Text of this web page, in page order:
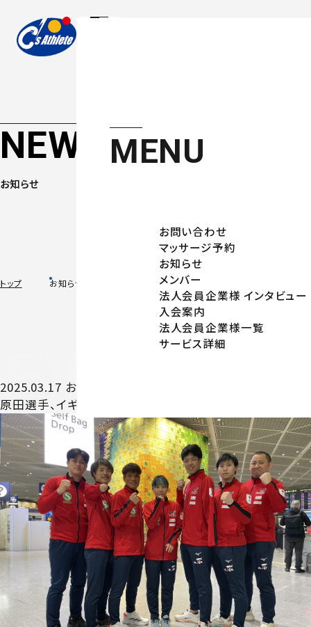
MENU
お問い合わせ
マッサージ予約
お知らせ
メンバー
法人会員企業様 インタビュー
入会案内
法人会員企業様一覧
サービス詳細
NEWS
お知らせ
トップ お知らせ
2025.03.17 お知らせ
原田選手、イギリスへ出発✈